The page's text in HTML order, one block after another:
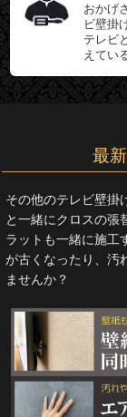
おかげ
ビ壁掛
テレビ
えてい
最
その他のテレビ壁掛
と一緒にクロスの張
ラットも一緒に施工
が古くなったり、汚
ませんか？